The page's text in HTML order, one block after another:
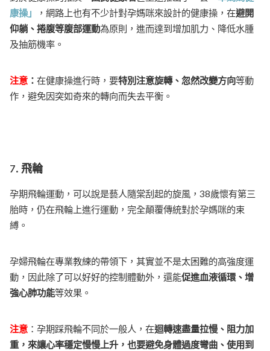
康操」
，網路上也有不少計對孕媽咪來設計的健康操，在避開
仰躺、捲腹等腹部運動為原則，進而達到增加肌力、降低水腫
及抽筋機率。
注意 ： 在健康操進行時，要特別注意旋轉、忽然改變方向等動
作，避免因突如奇來的轉向而失去平衡。
7. 飛輪
孕期飛輪運動，可以說是藝人隨棠刮起的旋風，38歲懷有第三
胎時，仍在飛輪上進行運動，完全顛覆傳統對於孕媽咪的束
縛。
孕婦飛輪在專業教練的帶領下，其實並不是太困難的高強度運
動，因此除了可以好好的控制體動外，還能促進血液循環、增
強心肺功能等效果。
注意 ：孕期踩飛輪不同於一般人，在迴轉速盡量拉慢、阻力加
重，來讓心率穩定慢慢上升，也要避免身體過度彎曲、使用到